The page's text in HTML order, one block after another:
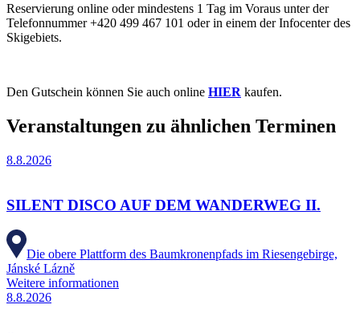
Reservierung online oder mindestens 1 Tag im Voraus unter der
Telefonnummer +420 499 467 101 oder in einem der Infocenter des
Skigebiets.
Den Gutschein können Sie auch online HIER kaufen.
Veranstaltungen zu ähnlichen Terminen
8.8.2026
SILENT DISCO AUF DEM WANDERWEG II.
Die obere Plattform des Baumkronenpfads im Riesengebirge,
Jánské Lázně
Weitere informationen
8.8.2026